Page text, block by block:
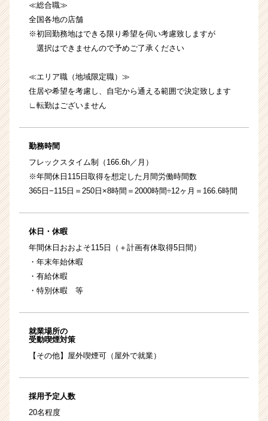
≪総合職≫
全国各地の店舗
※初回勤務地はできる限り希望を伺い考慮致しますが
選択はできませんので予めご了承ください
≪エリア職（地域限定職）≫
住居や希望を考慮し、自宅から通える範囲で決定致します
∟転勤はございません
勤務時間
フレックスタイム制（166.6h／月）
※年間休日115日取得を想定した月間労働時間数
365日−115日＝250日×8時間＝2000時間÷12ヶ月＝166.6時間
休日・休暇
年間休日おおよそ115日（＋計画有休取得5日間）
・年末年始休暇
・有給休暇
・特別休暇 等
就業場所の
受動喫煙対策
【その他】屋外喫煙可（屋外で就業）
採用予定人数
20名程度